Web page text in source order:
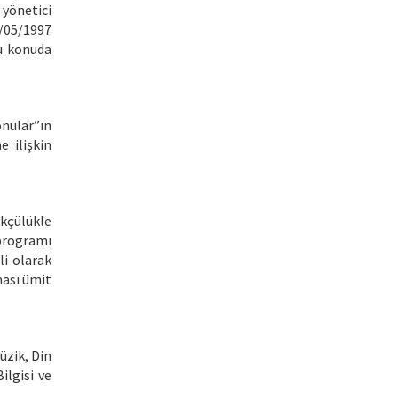
yönetici
1997
konuda
ilişkin
olarak
ümit
Din
ve